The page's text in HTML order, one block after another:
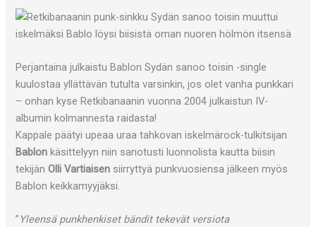
Perjantaina julkaistu Bablon Sydän sanoo toisin -single
kuulostaa yllättävän tutulta varsinkin, jos olet vanha punkkari
– onhan kyse Retkibanaanin vuonna 2004 julkaistun IV-
albumin kolmannesta raidasta!
Kappale päätyi upeaa uraa tahkovan iskelmärock-tulkitsijan
Bablon käsittelyyn niin sanotusti luonnolista kautta biisin
tekijänOlli Vartiaisen siirryttyä punkvuosiensa jälkeen myös
Bablon keikkamyyjäksi.
” Yleensä punkhenkiset bändit tekevät versiota